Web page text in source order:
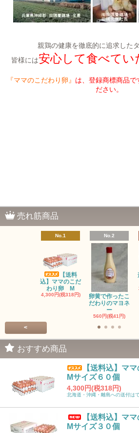
親鶏の健康を徹底的に追求した
皆様には安心して食べてい
『ママのこだわり卵』 は、登録商標商品で
ださい。
売れ筋商品
No.1
【送料
込】ママのこだ
わり卵 М
4,300円(税318円)
No.2
卵黄で作ったこ
だわりのマヨネ
ー
560円(税41円)
<
おすすめ商品
【送料込】マ
Мサイズ６０個
4,300円(税318円)
北海道・沖縄・離島への送付は
【送料込】マ
Мサイズ３０個